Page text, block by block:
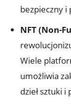
bezpieczny i
NFT (Non-
Wiele
umożliwia
dzieł sztuki